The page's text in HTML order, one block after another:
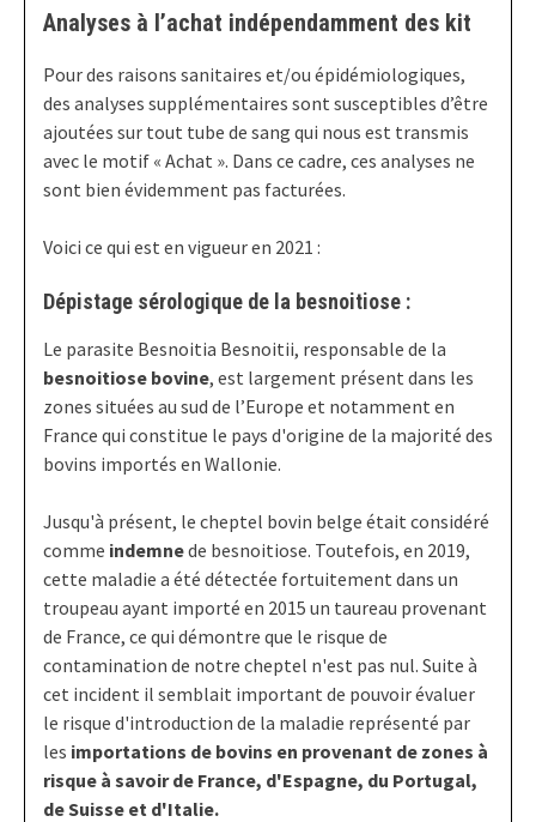
Analyses à l’achat indépendamment des kit
Pour des raisons sanitaires et/ou épidémiologiques,
des analyses supplémentaires sont susceptibles d’être
ajoutées sur tout tube de sang qui nous est transmis
avec le motif « Achat ». Dans ce cadre, ces analyses ne
sont bien évidemment pas facturées.
Voici ce qui est en vigueur en 2021 :
Dépistage sérologique de la besnoitiose :
Le parasite Besnoitia Besnoitii, responsable de la
besnoitiose bovine, est largement présent dans les
zones situées au sud de l’Europe et notamment en
France qui constitue le pays d'origine de la majorité des
bovins importés en Wallonie.
Jusqu'à présent, le cheptel bovin belge était considéré
comme indemnede besnoitiose. Toutefois, en 2019,
cette maladie a été détectée fortuitement dans un
troupeau ayant importé en 2015 un taureau provenant
de France, ce qui démontre que le risque de
contamination de notre cheptel n'est pas nul. Suite à
cet incident il semblait important de pouvoir évaluer
le risque d'introduction de la maladie représenté par
les importations de bovins en provenant de zones à
risque à savoir de France, d'Espagne, du Portugal,
de Suisse et d'Italie.